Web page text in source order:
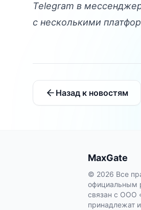
Telegram в
с несколькими
Назад к новостям
MaxGate
© 2026 Все
официальным
связан с ООО
принадлежат